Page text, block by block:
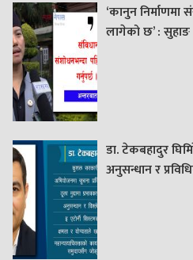
‘कानुन
लागेको छ’ : सुहाङ
डा. टेकबहादुर
अनुसन्धान र